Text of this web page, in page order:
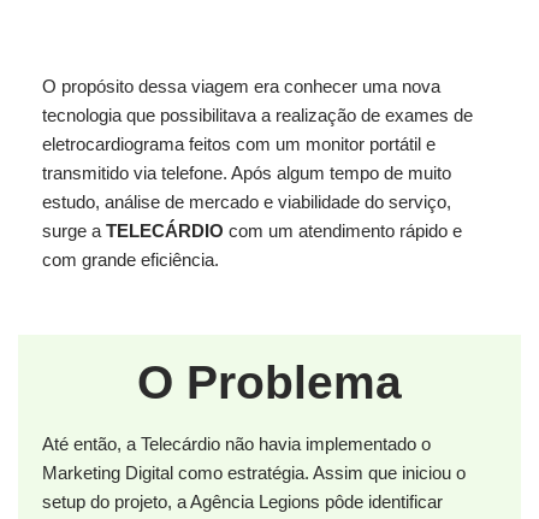
O propósito dessa viagem era conhecer uma nova
tecnologia que possibilitava a realização de exames de
eletrocardiograma feitos com um monitor portátil e
transmitido via telefone. Após algum tempo de muito
estudo, análise de mercado e viabilidade do serviço,
surge a TELECÁRDIO com um atendimento rápido e
com grande eficiência.
O Problema
Até então, a Telecárdio não havia implementado o
Marketing Digital como estratégia. Assim que iniciou o
setup do projeto, a Agência Legions pôde identificar